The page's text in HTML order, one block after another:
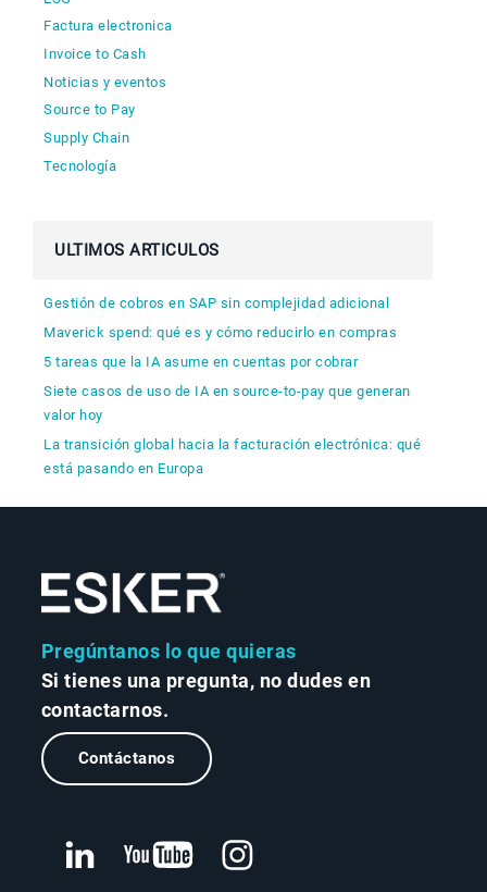
Factura electronica
Invoice to Cash
Noticias y eventos
Source to Pay
Supply Chain
Tecnología
ULTIMOS ARTICULOS
Gestión de cobros en SAP sin complejidad adicional
Maverick spend: qué es y cómo reducirlo en compras
5 tareas que la IA asume en cuentas por cobrar
Siete casos de uso de IA en source-to-pay que generan
valor hoy
La transición global hacia la facturación electrónica: qué
está pasando en Europa
Pregúntanos lo que quieras
Si tienes una pregunta, no dudes en
contactarnos.
Contáctanos